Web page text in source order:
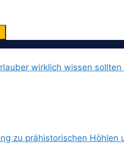
wirklich wissen
zu prähistorischen Höhlen